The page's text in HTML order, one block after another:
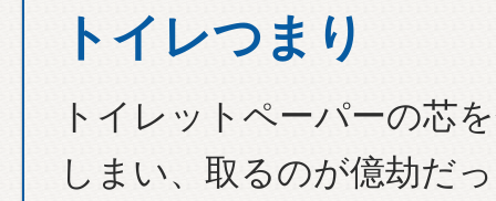
トイレつまり
トイレットペーパーの芯
しまい、取るのが億劫だ